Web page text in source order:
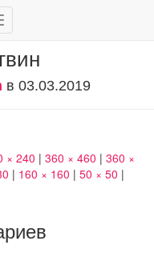
в 03.03.2019
× 240 | 360 × 460 | 360 ×
| 160 × 160 | 50 × 50 |